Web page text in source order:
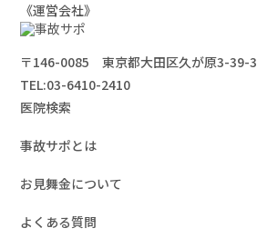
《運営会社》
〒146-0085 東京都大田区久が原3-39-3
TEL:03-6410-2410
医院検索
事故サポとは
お見舞金について
よくある質問